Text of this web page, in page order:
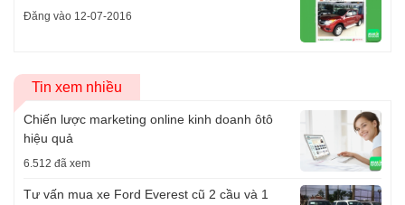
Đăng vào 12-07-2016
Tin xem nhiều
Chiến lược marketing online kinh doanh ôtô
hiệu quả
6.512 đã xem
Tư vấn mua xe Ford Everest cũ 2 cầu và 1